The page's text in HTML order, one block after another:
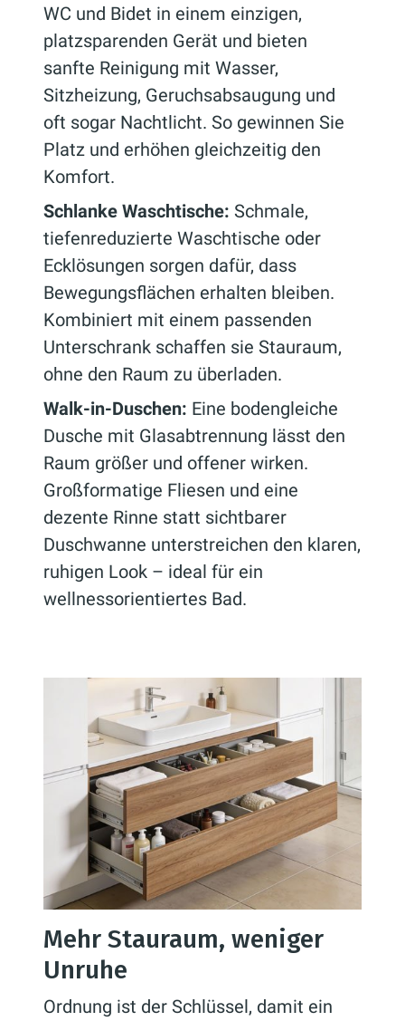
WC und Bidet in einem einzigen,
platzsparenden Gerät und bieten
sanfte Reinigung mit Wasser,
Sitzheizung, Geruchsabsaugung und
oft sogar Nachtlicht. So gewinnen Sie
Platz und erhöhen gleichzeitig den
Komfort.
Schlanke Waschtische: Schmale,
tiefenreduzierte Waschtische oder
Ecklösungen sorgen dafür, dass
Bewegungsflächen erhalten bleiben.
Kombiniert mit einem passenden
Unterschrank schaffen sie Stauraum,
ohne den Raum zu überladen.
Walk-in-Duschen: Eine bodengleiche
Dusche mit Glasabtrennung lässt den
Raum größer und offener wirken.
Großformatige Fliesen und eine
dezente Rinne statt sichtbarer
Duschwanne unterstreichen den klaren,
ruhigen Look – ideal für ein
wellnessorientiertes Bad.
Mehr Stauraum, weniger
Unruhe
Ordnung ist der Schlüssel, damit ein